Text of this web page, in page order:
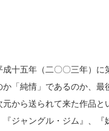
十五年（二〇〇三年）
「純情」であるのか、
から送られて来た作品と
ジャングル・ジム』、